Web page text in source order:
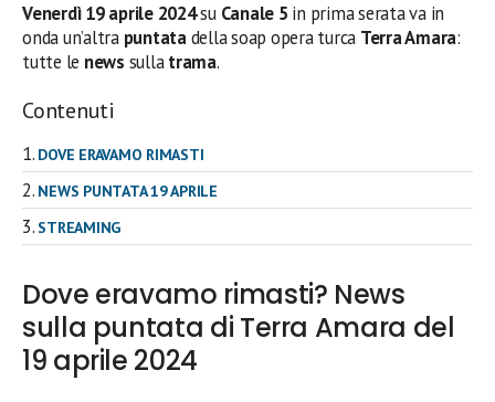
Venerdì 19 aprile 2024su Canale 5 in prima seratava in
onda un’altra puntatadella soap opera turca Terra Amara:
tutte le news sullatrama.
Contenuti
DOVE ERAVAMO RIMASTI
NEWS PUNTATA 19 APRILE
STREAMING
Dove eravamo rimasti? News
sulla puntata di Terra Amara del
19 aprile 2024